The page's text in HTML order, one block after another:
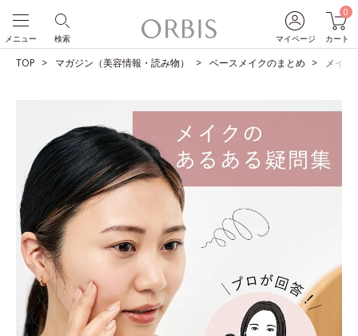
マイページ
0
カート
検索
メニュー
TOP マガジン（美容情報・読み物） ベースメイクのまとめ メイ